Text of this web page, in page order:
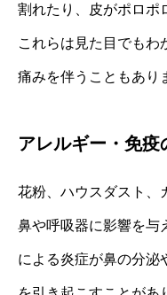
割れたり、皮がポロポ
これらは見た目でもわ
痛みを伴うこともあり
アレルギー・免疫
花粉、ハウスダスト、
鼻や呼吸器に影響を与
による炎症が鼻の分泌